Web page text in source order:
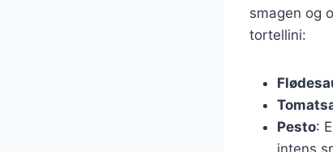
smagen og
tortellini:
Pesto:
intens